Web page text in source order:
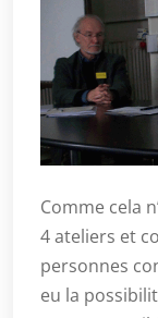
Comme cela
4 ateliers et
personnes
eu la